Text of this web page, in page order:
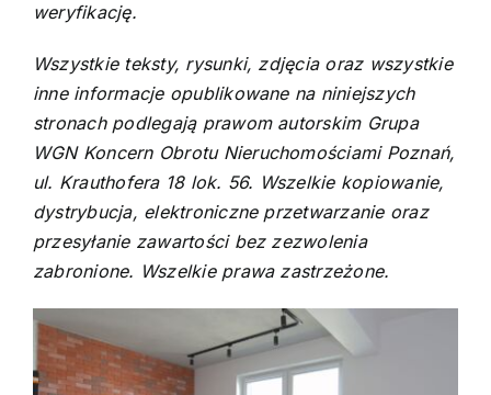
weryfikację.
Wszystkie teksty, rysunki, zdjęcia oraz wszystkie
inne informacje opublikowane na niniejszych
stronach podlegają prawom autorskim Grupa
WGN Koncern Obrotu Nieruchomościami Poznań,
ul. Krauthofera 18 lok. 56. Wszelkie kopiowanie,
dystrybucja, elektroniczne przetwarzanie oraz
przesyłanie zawartości bez zezwolenia
zabronione. Wszelkie prawa zastrzeżone.